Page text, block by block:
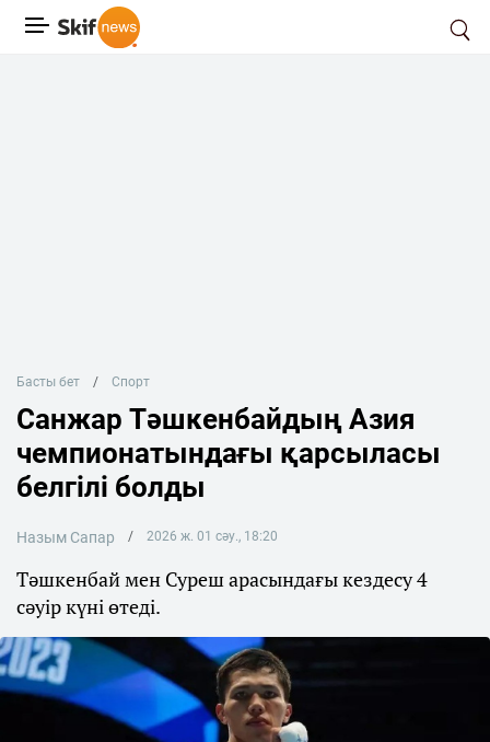
Басты бет Спорт
Санжар Тәшкенбайдың Азия
чемпионатындағы қарсыласы
белгілі болды
Назым Сапар 2026 ж. 01 сәу., 18:20
Тәшкенбай мен Суреш арасындағы кездесу 4
сәуір күні өтеді.